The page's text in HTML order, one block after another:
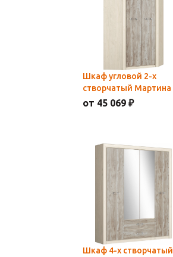
Шкаф угловой 2-х
створчатый Мартина
от 45 069 ₽
Шкаф 4-х створчатый